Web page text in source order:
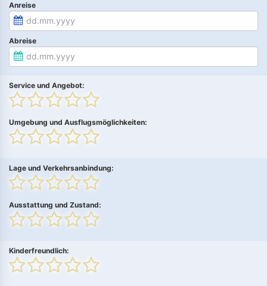
Anreise
Abreise
Service und Angebot:
Umgebung und Ausflugsmöglichkeiten:
Lage und Verkehrsanbindung:
Ausstattung und Zustand:
Kinderfreundlich: